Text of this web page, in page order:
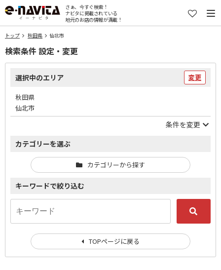
さぁ、今すぐ検索！
ナビタに掲載されている
地元のお店の情報が満載！
トップ 秋田県 仙北市
検索条件 設定・変更
選択中のエリア 変更
秋田県
仙北市
条件を変更
カテゴリーを選ぶ
カテゴリーから探す
キーワードで絞り込む
TOPページに戻る